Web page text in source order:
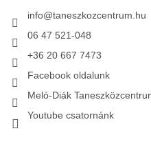
info@taneszkozcentrum.hu
06 47 521-048
+36 20 667 7473
Facebook oldalunk
Meló-Diák
Youtube csatornánk